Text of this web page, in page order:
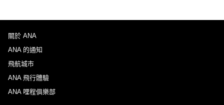
關於 ANA
ANA 的通知
飛航城市
ANA 飛行體驗
ANA 哩程俱樂部